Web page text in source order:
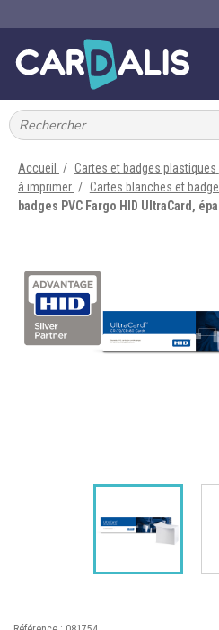
IMPRIMANTES À BADGES
CARTE ET BADGE
TOUR DE COU
BRACELET
RFID
Accueil Cartes et badges plastiques
à imprimer
Cartes blanches et
badges PVC Fargo HID UltraCard,